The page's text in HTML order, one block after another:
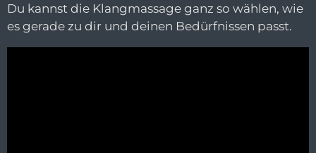
Du kannst die Klangmassage ganz so wählen, wie
es gerade zu dir und deinen Bedürfnissen passt.